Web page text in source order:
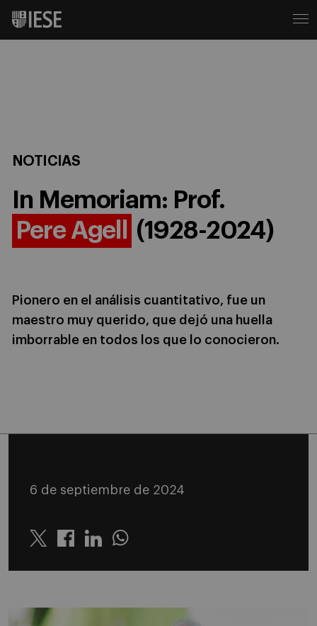
NOTICIAS
In Memoriam: Prof.
Pere Agell
(1928-2024)
Pionero en el análisis cuantitativo, fue un
maestro muy querido, que dejó una huella
imborrable en todos los que lo conocieron.
6 de septiembre de 2024
Twitter LinkedinWhatsapp